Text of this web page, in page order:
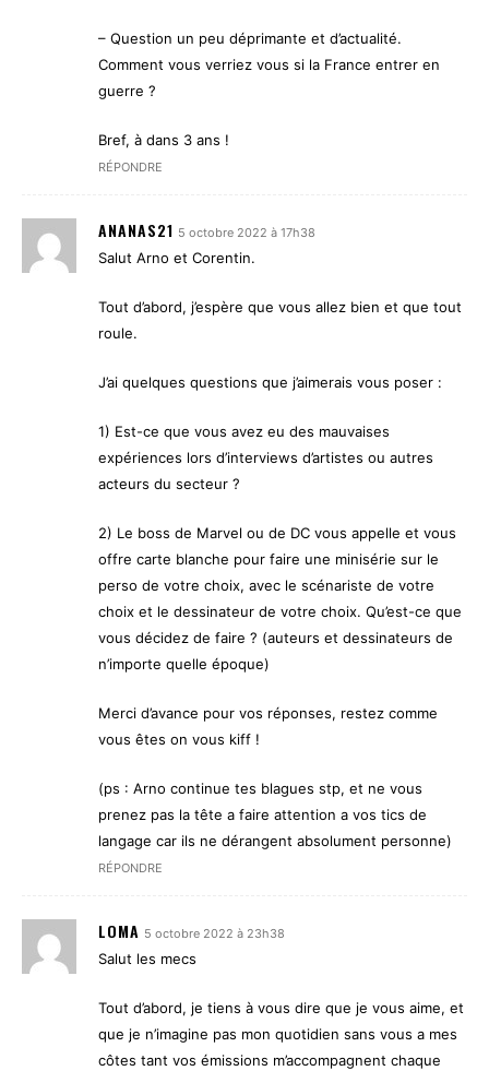
– Question un peu déprimante et d’actualité.
Comment vous verriez vous si la France entrer en
guerre ?
Bref, à dans 3 ans !
RÉPONDRE
ANANAS21 5 octobre 2022 à 17h38
Salut Arno et Corentin.
Tout d’abord, j’espère que vous allez bien et que tout
roule.
J’ai quelques questions que j’aimerais vous poser :
1) Est-ce que vous avez eu des mauvaises
expériences lors d’interviews d’artistes ou autres
acteurs du secteur ?
2) Le boss de Marvel ou de DC vous appelle et vous
offre carte blanche pour faire une minisérie sur le
perso de votre choix, avec le scénariste de votre
choix et le dessinateur de votre choix. Qu’est-ce que
vous décidez de faire ? (auteurs et dessinateurs de
n’importe quelle époque)
Merci d’avance pour vos réponses, restez comme
vous êtes on vous kiff !
(ps : Arno continue tes blagues stp, et ne vous
prenez pas la tête a faire attention a vos tics de
langage car ils ne dérangent absolument personne)
RÉPONDRE
LOMA 5 octobre 2022 à 23h38
Salut les mecs
Tout d’abord, je tiens à vous dire que je vous aime, et
que je n’imagine pas mon quotidien sans vous a mes
côtes tant vos émissions m’accompagnent chaque